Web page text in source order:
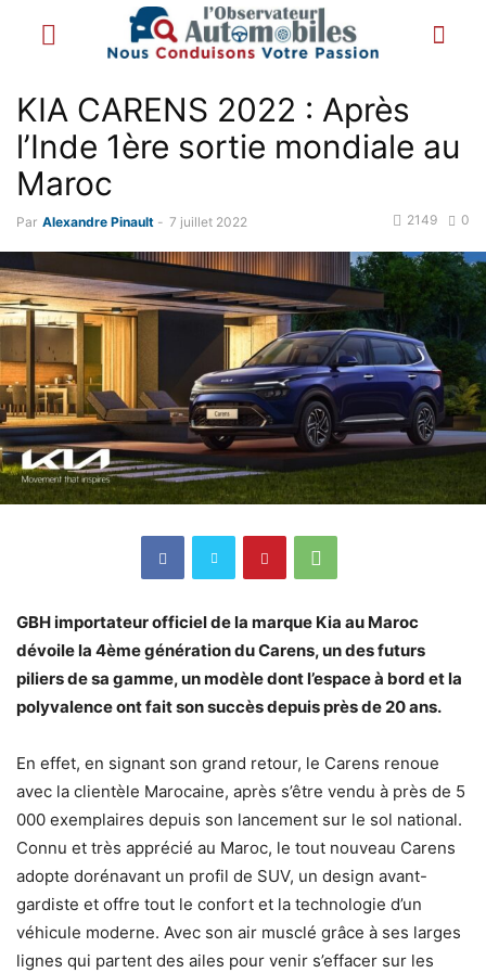
KIA CARENS 2022 : Après
l’Inde 1ère sortie mondiale au
Maroc
Par Alexandre Pinault - 7 juillet 2022 0
2149
GBH importateur officiel de la marque Kia au Maroc
dévoile la 4ème génération du Carens, un des futurs
piliers de sa gamme, un modèle dont l’espace à bord et la
polyvalence ont fait son succès depuis près de 20 ans.
En effet, en signant son grand retour, le Carens renoue
avec la clientèle Marocaine, après s’être vendu à près de 5
000 exemplaires depuis son lancement sur le sol national.
Connu et très apprécié au Maroc, le tout nouveau Carens
adopte dorénavant un profil de SUV, un design avant-
gardiste et offre tout le confort et la technologie d’un
véhicule moderne. Avec son air musclé grâce à ses larges
lignes qui partent des ailes pour venir s’effacer sur les